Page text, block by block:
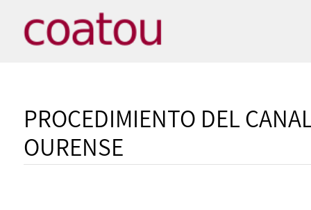
PROCEDIMIENTO DEL
OURENSE